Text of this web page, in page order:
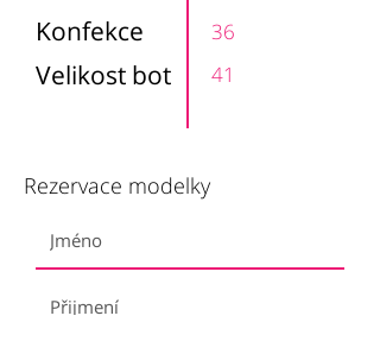
Konfekce
36
41
Velikost bot
Rezervace modelky